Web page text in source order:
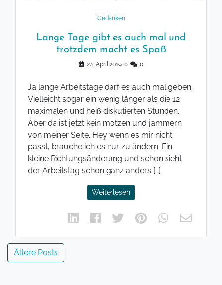
Gedanken
Lange Tage gibt es auch mal und
trotzdem macht es Spaß
24. April 2019 ◌ 0
Ja lange Arbeitstage darf es auch mal geben.
Vielleicht sogar ein wenig länger als die 12
maximalen und heiß diskutierten Stunden.
Aber da ist jetzt kein motzen und jammern
von meiner Seite. Hey wenn es mir nicht
passt, brauche ich es nur zu ändern. Ein
kleine Richtungsänderung und schon sieht
der Arbeitstag schon ganz anders […]
Weiterlesen
Beitragsnavigation
Ältere Posts